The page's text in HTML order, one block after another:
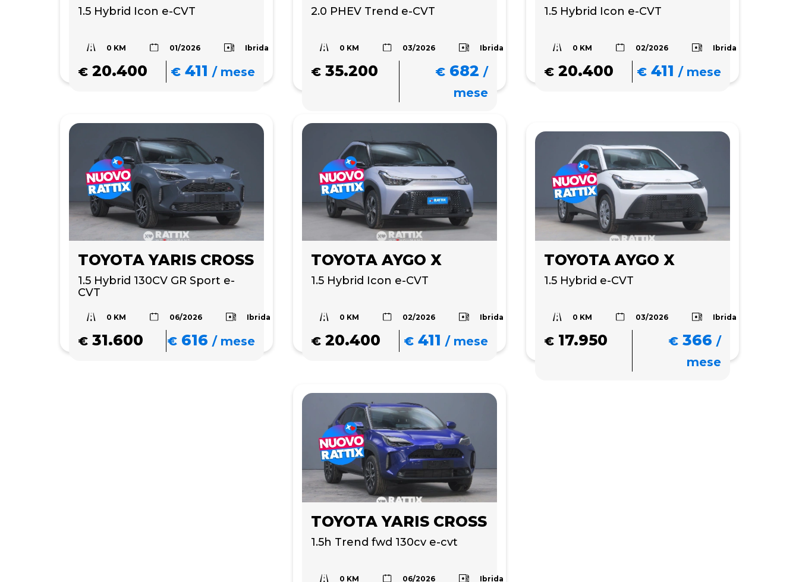
1.5 Hybrid Icon e-CVT
0 KM 01/2026 Ibrida
€ 20.400 € 411 /mese
2.0 PHEV Trend e-CVT
0 KM 03/2026 Ibrida
€ 35.200 € 682 /
mese
1.5 Hybrid Icon e-CVT
0 KM 02/2026 Ibrida
€ 20.400 € 411 /mese
TOYOTA YARIS CROSS
1.5 Hybrid 130CV GR Sport e-
CVT
0 KM 06/2026 Ibrida
€ 31.600 € 616 /mese
TOYOTA AYGO X
1.5 Hybrid Icon e-CVT
0 KM 02/2026 Ibrida
€ 20.400 € 411 /mese
TOYOTA AYGO X
1.5 Hybrid e-CVT
0 KM 03/2026 Ibrida
€ 17.950 € 366 /
mese
TOYOTA YARIS CROSS
1.5h Trend fwd 130cv e-cvt
0 KM 06/2026 Ibrida